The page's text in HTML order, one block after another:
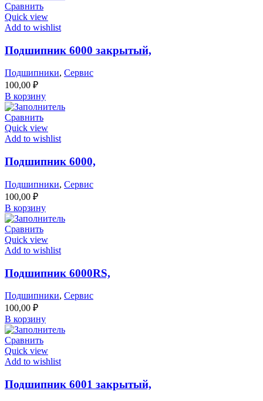
Сравнить
Quick view
Add to wishlist
Подшипник 6000 закрытый,
Подшипники, Сервис
100,00 ₽
В корзину
Сравнить
Quick view
Add to wishlist
Подшипник 6000,
Подшипники, Сервис
100,00 ₽
В корзину
Сравнить
Quick view
Add to wishlist
Подшипник 6000RS,
Подшипники, Сервис
100,00 ₽
В корзину
Сравнить
Quick view
Add to wishlist
Подшипник 6001 закрытый,